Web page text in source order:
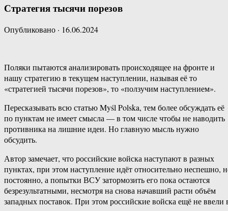
Стратегия тысячи порезов
Опубликовано · 16.06.2024
Поляки пытаются анализировать происходящее на фронте и
нашу стратегию в текущем наступлении, называя её то
«стратегией тысячи порезов», то «ползучим наступлением».
Пересказывать всю статью Myśl Polska, тем более обсуждать её
по пунктам не имеет смысла — в том числе чтобы не наводить
противника на лишние идеи. Но главную мысль нужно
обсудить.
Автор замечает, что российские войска наступают в разных
пунктах, при этом наступление идёт относительно неспешно,
постоянно, а попытки ВСУ затормозить его пока остаются
безрезультатными, несмотря на снова начавший расти объём
западных поставок. При этом российские войска ещё не ввели